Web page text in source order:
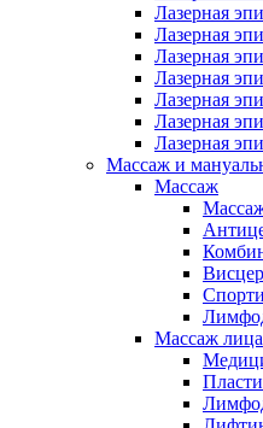
Лазерная
Лазерная
Лазерная
Лазерная
Лазерная
Лазерная
Лазерная
Массаж и
Массаж
Массаж лица